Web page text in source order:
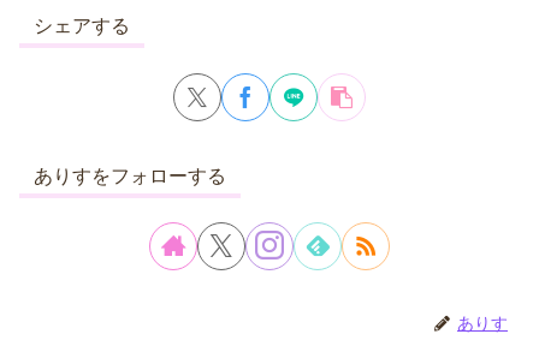
シェアする
ありすをフォローする
ありす